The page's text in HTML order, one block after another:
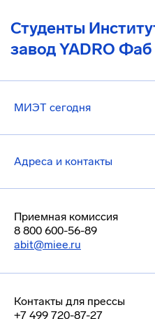
Студенты
завод YADRO
МИЭТ сегодня
Адреса и контакты
Приемная комиссия
8 800 600-56-89
abit@miee.ru
Контакты для прессы
+7 499 720-87-27